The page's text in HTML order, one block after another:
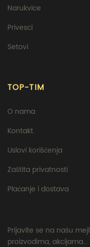
Narukvice
Privesci
Setovi
TOP-TIM
O nama
Kontakt
Uslovi korišćenja
Zaštita privatnosti
Plaćanje i dostava
Prijavite se na našu
proizvodima, akcijama...